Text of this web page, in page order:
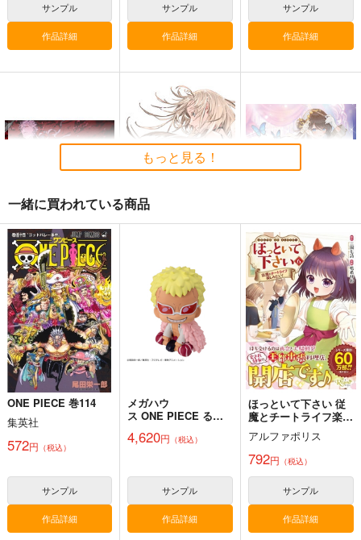
黒白のアヴェスター 2
神座万象・第十四機
2,178
オリジナル
サンプル
カート
まぐ太ノート16冊
目 The Bunny's Tail
2
C-ARTS
1,430円（税込）
サンプル
≪C108作品セット
≫B2タペストリー
【サークル：アニマル
アニマルマシーン
専売 2,750
サンプル
カート
神座万象・第十四機
関
2,178円（税込）
巡り合う」絵師100人
展 16 大阪展 前売り券
産経新聞社
円（税込）
森倉円「名前のない
星」絵師100人
展 16 大阪展 前売り券
産経新聞社
円（税込）
サンプル
作品詳細
サンプル
作品詳細
サンプル
作品詳細
M3W ver.20 sideC+M
m.m.m.
3,144円（税込）
サンプル
作品詳細
m.m.m.
3,144円（税込）
サンプル
NewOrder Ver1.0
エミルの愛した月夜に
第III幻想曲を
2,750円 （税込）
サンプル
作品詳細
もっと見る！
一緒に買われている商品
ONE PIECE 巻114
集英社
572円 （税込）
サンプル
作品詳細
メガハウ
ス ONE PIECE るか
ドフラミンゴ 完成品
4,620円 （税込）
サンプル
作品詳細
ほっといて下さい 従
魔とチートライフ楽し
みたい! 6
アルファポリス
792円 （税込）
サンプル
作品詳細